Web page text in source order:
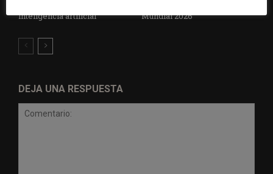
inteligencia artificial
Mundial 2026
DEJA UNA RESPUESTA